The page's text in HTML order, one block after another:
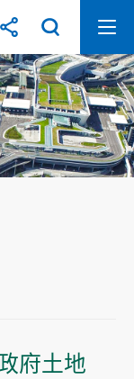
府土地